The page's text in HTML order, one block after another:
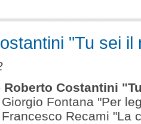
"Tu sei il
Roberto Costantini
Fontana "Per
Recami "La